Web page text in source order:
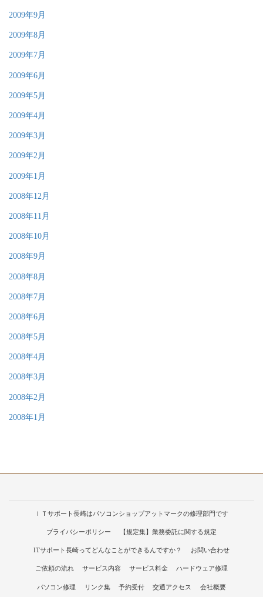
2009年9月
2009年8月
2009年7月
2009年6月
2009年5月
2009年4月
2009年3月
2009年2月
2009年1月
2008年12月
2008年11月
2008年10月
2008年9月
2008年8月
2008年7月
2008年6月
2008年5月
2008年4月
2008年3月
2008年2月
2008年1月
ＩＴサポート長崎はパソコンショップアットマークの修理部門です
プライバシーポリシー 【規定集】業務委託に関する規定
ITサポート長崎ってどんなことができるんですか？ お問い合わせ
ご依頼の流れ サービス内容 サービス料金 ハードウェア修理
パソコン修理 リンク集 予約受付 交通アクセス 会社概要